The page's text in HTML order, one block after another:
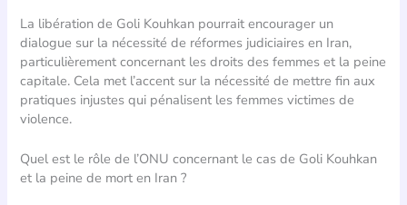
La libération de Goli Kouhkan pourrait encourager un
dialogue sur la nécessité de réformes judiciaires en Iran,
particulièrement concernant les droits des femmes et la peine
capitale. Cela met l’accent sur la nécessité de mettre fin aux
pratiques injustes qui pénalisent les femmes victimes de
violence.
Quel est le rôle de l’ONU concernant le cas de Goli Kouhkan
et la peine de mort en Iran ?